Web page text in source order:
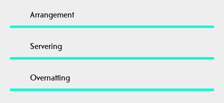
Arrangement
Servering
Overnatting